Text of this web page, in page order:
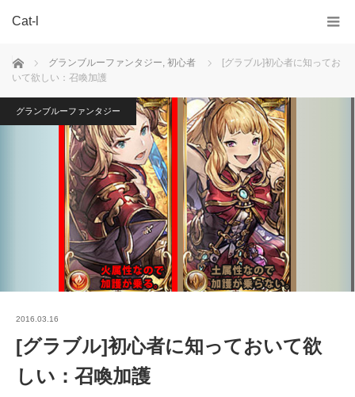
Cat-l
ホーム グランブルーファンタジー, 初心者
[グラブル]初心者に知ってお
いて欲しい：召喚加護
グランブルーファンタジー
2016.03.16
[グラブル]初心者に知っておいて欲
しい：召喚加護